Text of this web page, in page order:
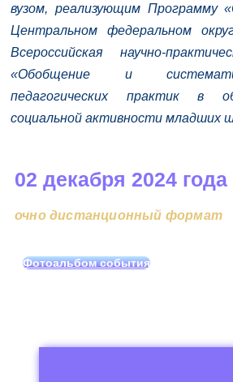
вузом, реализующим Программу
Центральном федеральном
Всероссийская научно-
«Обобщение и
педагогических практик в
социальной активности младших
02 декабря 2024 года
очно дистанционный формат
Фотоальбом события